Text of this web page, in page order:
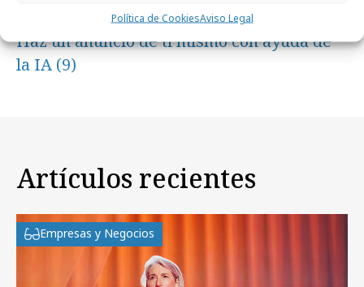
Política de CookiesAviso Legal
martes, 9 de abril 2024
Haz un anuncio de ti mismo con ayuda de
la IA (9)
Artículos recientes
Empresas y Negocios